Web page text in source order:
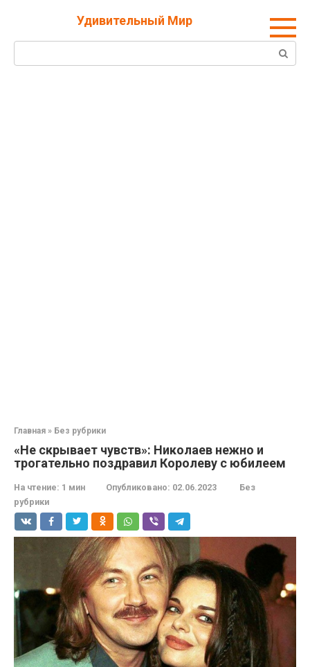
Удивительный Мир
Поиск:
Главная » Без рубрики
«Не скрывает чувств»: Николаев нежно и
трогательно поздравил Королеву с юбилеем
На чтение: 1 мин Опубликовано: 02.06.2023
Без
рубрики